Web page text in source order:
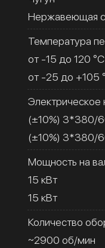
Нержавеющая
Температура
от -15 до 120 °C
от -25 до +105
Электрическое
(±10%) 3*380/
(±10%) 3*380/
Мощность на
15 кВт
15 кВт
Количество
~2900 об/мин